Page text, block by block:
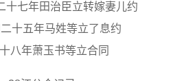
十七年田治臣立转嫁妻儿约
十五年马姓等立了息约
八年萧玉书等立合同